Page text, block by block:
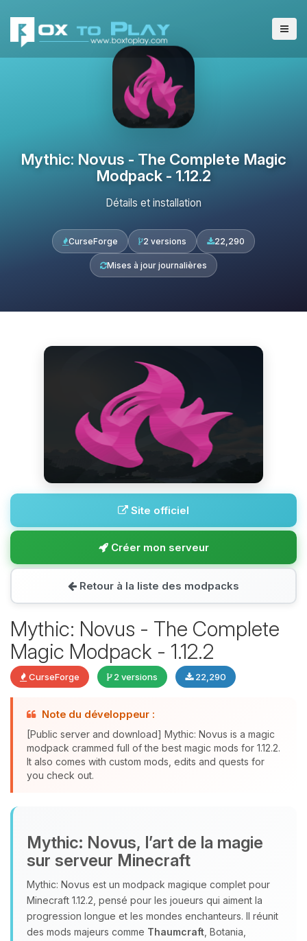
Mythic: Novus - The Complete Magic
Modpack - 1.12.2
Détails et installation
CurseForge 2 versions 22,290
Mises à jour journalières
Site officiel
Créer mon serveur
Retour à la liste des modpacks
Mythic: Novus - The Complete
Magic Modpack - 1.12.2
CurseForge 2 versions 22,290
Note du développeur :
[Public server and download] Mythic: Novus is a magic
modpack crammed full of the best magic mods for 1.12.2.
It also comes with custom mods, edits and quests for
you check out.
Mythic: Novus, l’art de la magie
sur serveur Minecraft
Mythic: Novus est un modpack magique complet pour
Minecraft 1.12.2, pensé pour les joueurs qui aiment la
progression longue et les mondes enchanteurs. Il réunit
des mods majeurs comme Thaumcraft , Botania,
parler ! Moi c’est Choupy, ton petit
assistant BoxToPlay. Dis-moi ce dont
tu as besoin et je vais remuer mes
petits circuits pour t’aider.
06/08/2026 à 06:11